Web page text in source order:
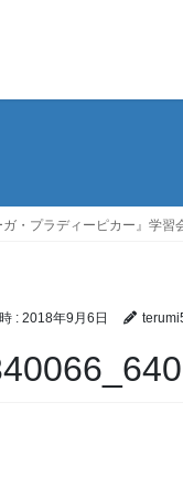
・プラディーピカー』学習
: 2018年9月6日